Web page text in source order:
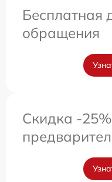
Бесплатная
обращения
Скидка -